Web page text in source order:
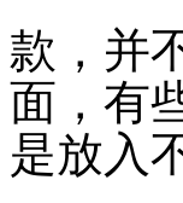
款，并
面，有
是放入